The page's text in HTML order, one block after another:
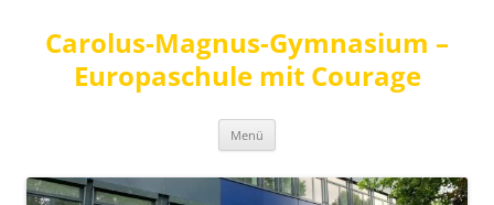
Carolus-Magnus-Gymnasium –
Europaschule mit Courage
Menü